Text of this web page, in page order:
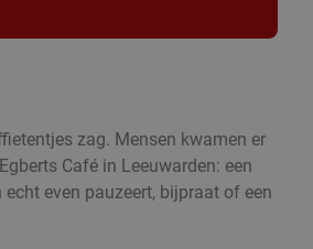
zag. Mensen kwamen er
Café in Leeuwarden: een
even pauzeert, bijpraat of een